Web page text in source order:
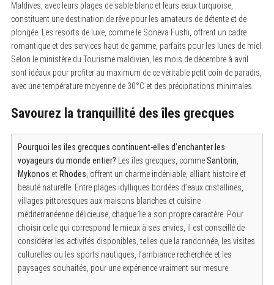
Maldives, avec leurs plages de sable blanc et leurs eaux turquoise,
constituent une destination de rêve pour les amateurs de détente et de
plongée. Les resorts de luxe, comme le Soneva Fushi, offrent un cadre
romantique et des services haut de gamme, parfaits pour les lunes de miel.
Selon le ministère du Tourisme maldivien, les mois de décembre à avril
sont idéaux pour profiter au maximum de ce véritable petit coin de paradis,
avec une température moyenne de 30°C et des précipitations minimales.
Savourez la tranquillité des îles grecques
Pourquoi les îles grecques continuent-elles d’enchanter les
voyageurs du monde entier? Les îles grecques, commeSantorin
Mykonos et Rhodes , offrent un charme indéniable, alliant histoire et
beauté naturelle. Entre plages idylliques bordées d’eaux cristallines,
villages pittoresques aux maisons blanches et cuisine
méditerranéenne délicieuse, chaque île a son propre caractère. Pour
choisir celle qui correspond le mieux à ses envies, il est conseillé de
considérer les activités disponibles, telles que la randonnée, les visites
culturelles ou les sports nautiques, l’ambiance recherchée et les
paysages souhaités, pour une expérience vraiment sur mesure.
e
a
h
f
r
: